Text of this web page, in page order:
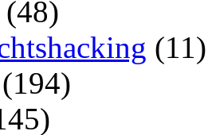
(48)
(11)
(194)